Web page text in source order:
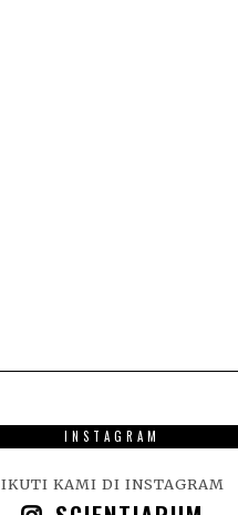
INSTAGRAM
IKUTI KAMI DI INSTAGRAM